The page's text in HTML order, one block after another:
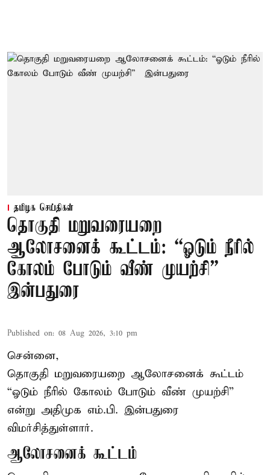
தமிழக செய்திகள்
தொகுதி மறுவரையறை
ஆலோசனைக் கூட்டம்: “ஓடும் நீரில்
கோலம் போடும் வீண் முயற்சி” –
இன்பதுரை
Published on: 08 Aug 2026, 3:10 pm
சென்னை,
தொகுதி மறுவரையறை ஆலோசனைக் கூட்டம்
“ஓடும் நீரில் கோலம் போடும் வீண் முயற்சி”
என்று அதிமுக எம்.பி. இன்பதுரை
விமர்சித்துள்ளார்.
ஆலோசனைக் கூட்டம்